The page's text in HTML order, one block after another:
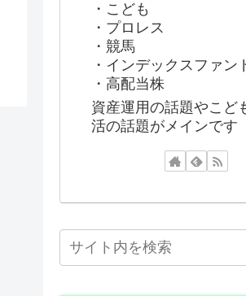
・こども
・プロレス
・競馬
・インデックスファン
・高配当株
資産運用の話題やこど
活の話題がメインです